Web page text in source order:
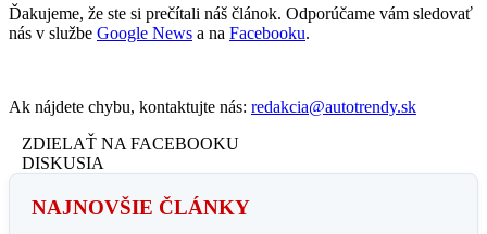
Ďakujeme, že ste si prečítali náš článok. Odporúčame vám sledovať
nás v službe Google News a na Facebooku.
Ak nájdete chybu, kontaktujte nás: redakcia@autotrendy.sk
ZDIELAŤ NA FACEBOOKU
DISKUSIA
NAJNOVŠIE ČLÁNKY